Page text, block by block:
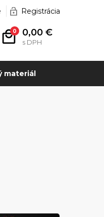
Registrácia
0 0,00 €
s DPH
materiál